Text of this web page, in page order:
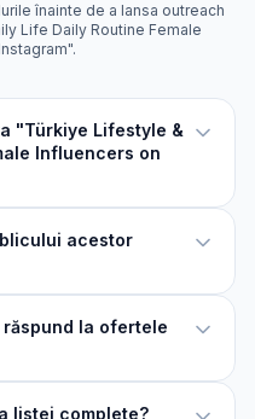
înainte de a lansa outreach
Life Daily Routine Female
"Türkiye Lifestyle &
Influencers on
acestor
la ofertele
listei complete?